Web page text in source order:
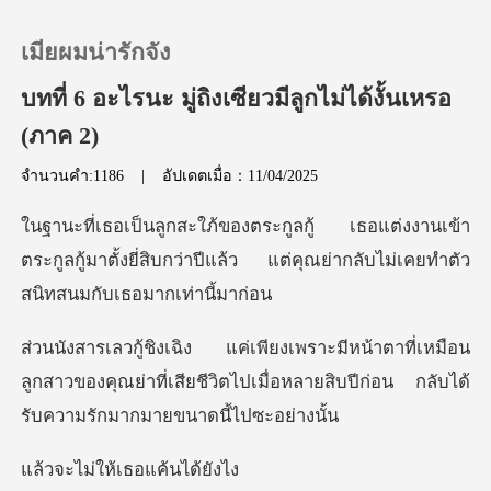
เติมเงิน
ประวัติการอ่าน
ออกจากระบบ
ดาวน์โหลดแอป
เมียผมน่ารักจัง
บทที่ 6 อะไรนะ มู่ถิงเซียวมีลูกไม่ได้งั้นเหรอ
(ภาค 2)
จำนวนคำ:1186 | อัปเดตเมื่อ：11/04/2025
านเข้า
ตระกูลกู้มาตั้งยี่สิบกว่าปีแล้ว แต่คุณย
เหมือน
ลูกสาวของคุณย่าที่เสียชีวิตไปเมื่อหลายสิบป
ให้เธอแค้